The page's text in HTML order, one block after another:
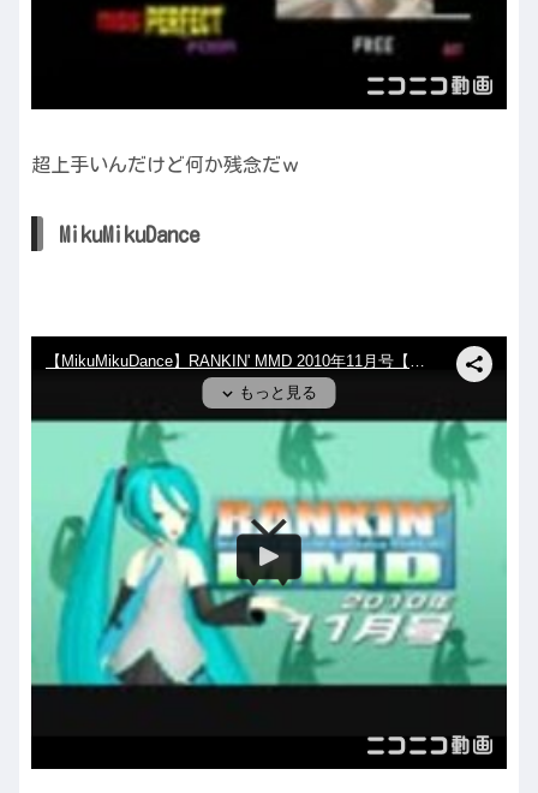
超上手いんだけど何か残念だｗ
MikuMikuDance